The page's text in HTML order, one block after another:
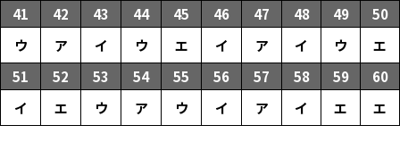
41
42 43 44 45 46 47 48 49
50
ウ
ア イ ウ エ イ ア イ ウ
エ
51
52 53 54 55 56 57 58 59
60
イ
エ ウ ア ウ イ ア イ エ エ